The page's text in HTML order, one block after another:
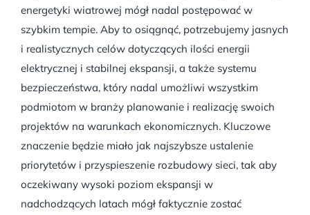
energetyki wiatrowej mógł nadal postępować w
szybkim tempie. Aby to osiągnąć, potrzebujemy jasnych
i realistycznych celów dotyczących ilości energii
elektrycznej i stabilnej ekspansji, a także systemu
bezpieczeństwa, który nadal umożliwi wszystkim
podmiotom w branży planowanie i realizację swoich
projektów na warunkach ekonomicznych. Kluczowe
znaczenie będzie miało jak najszybsze ustalenie
priorytetów i przyspieszenie rozbudowy sieci, tak aby
oczekiwany wysoki poziom ekspansji w
nadchodzących latach mógł faktycznie zostać